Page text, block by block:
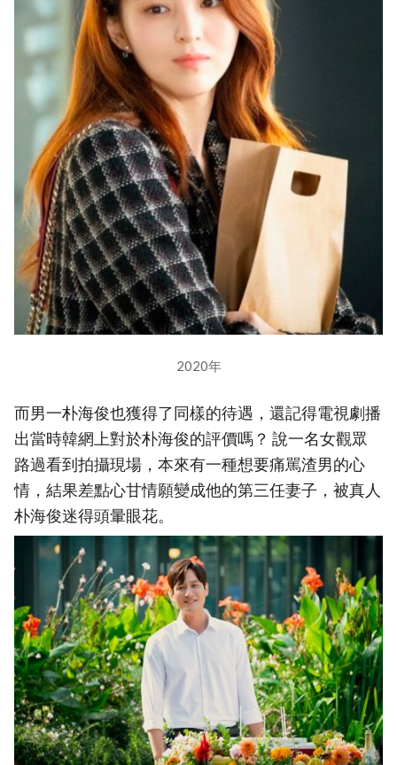
2020年
而男一朴海俊也獲得了同樣的待遇，還記得電視劇播
出當時韓網上對於朴海俊的評價嗎？ 說一名女觀眾
路過看到拍攝現場，本來有一種想要痛駡渣男的心
情，結果差點心甘情願變成他的第三任妻子，被真人
朴海俊迷得頭暈眼花。